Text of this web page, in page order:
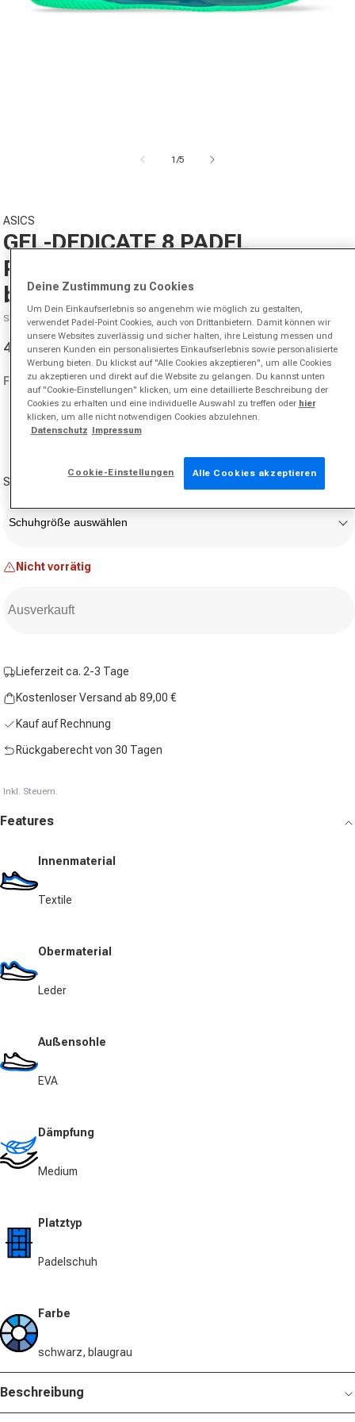
1/von
5
ASICS
GEL-DEDICATE 8 PADEL
Padelschuh Herren-schwarz,
blaugrau
SKU A0000002050202
Verkaufspreis
49,95 €
Normaler Preis
75,00 € -33%
Farbe:schwarz
Variante ausverkauft oder nicht verfügbar
Schuhgröße
Schuhgröße auswählen
Nicht vorrätig
Ausverkauft
Lieferzeit ca. 2-3 Tage
Kostenloser Versand ab 89,00 €
Kauf auf Rechnung
Rückgaberecht von 30 Tagen
Inkl. Steuern.
Features
Innenmaterial
Textile
Obermaterial
Leder
Außensohle
EVA
Dämpfung
Medium
Platztyp
Padelschuh
Farbe
schwarz, blaugrau
Beschreibung
Deine Zustimmung zu Cookies
Um Dein Einkaufserlebnis so angenehm wie möglich zu gestalten,
verwendet Padel-Point Cookies, auch von Drittanbietern. Damit können wir
unsere Websites zuverlässig und sicher halten, ihre Leistung messen und
unseren Kunden ein personalisiertes Einkaufserlebnis sowie personalisierte
Werbung bieten. Du klickst auf "Alle Cookies akzeptieren", um alle Cookies
zu akzeptieren und direkt auf die Website zu gelangen. Du kannst unten
auf "Cookie-Einstellungen" klicken, um eine detaillierte Beschreibung der
Cookies zu erhalten und eine individuelle Auswahl zu treffen oder hier
klicken, um alle nicht notwendigen Cookies abzulehnen.
Datenschutz Impressum
Cookie-Einstellungen Alle Cookies akzeptieren